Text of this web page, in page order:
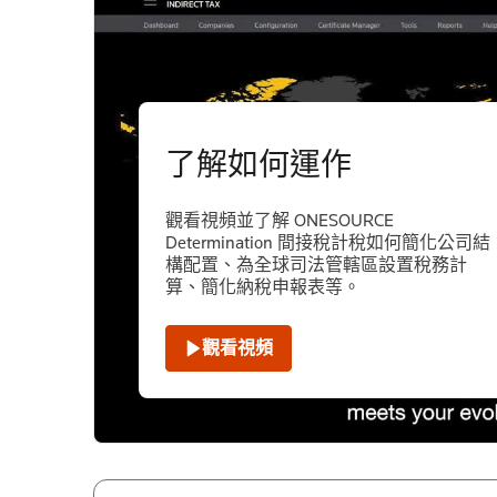
了解如何運作
觀看視頻並了解 ONESOURCE
Determination 間接稅計稅如何簡化公司結
構配置、為全球司法管轄區設置稅務計
算、簡化納稅申報表等。
觀看視頻